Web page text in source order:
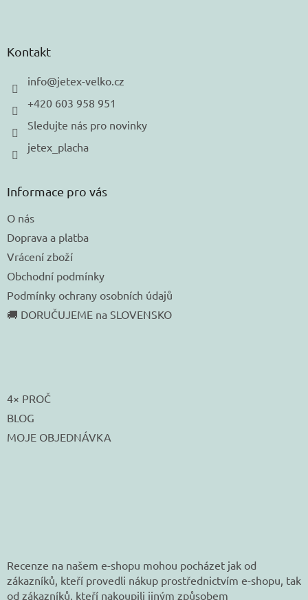
Kontakt
info@jetex-velko.cz
+420 603 958 951
Sledujte nás pro novinky
jetex_placha
Informace pro vás
O nás
Doprava a platba
Vrácení zboží
Obchodní podmínky
Podmínky ochrany osobních údajů
🚚 DORUČUJEME na SLOVENSKO
4× PROČ
BLOG
MOJE OBJEDNÁVKA
Recenze na našem e-shopu mohou pocházet jak od
zákazníků, kteří provedli nákup prostřednictvím e-shopu, tak
od zákazníků, kteří nakoupili jiným způsobem